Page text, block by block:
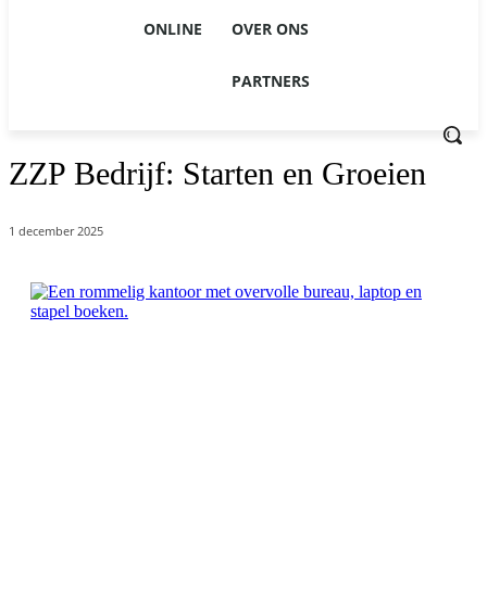
ONLINE OVER ONS
PARTNERS
ZZP Bedrijf: Starten en Groeien
1 december 2025